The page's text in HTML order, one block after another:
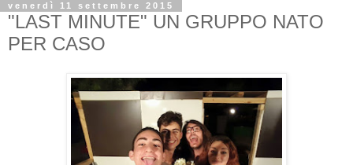
venerdì 11 settembre 2015
"LAST MINUTE" UN GRUPPO NATO
PER CASO